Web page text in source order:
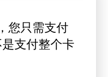
您只需支付
支付整个卡